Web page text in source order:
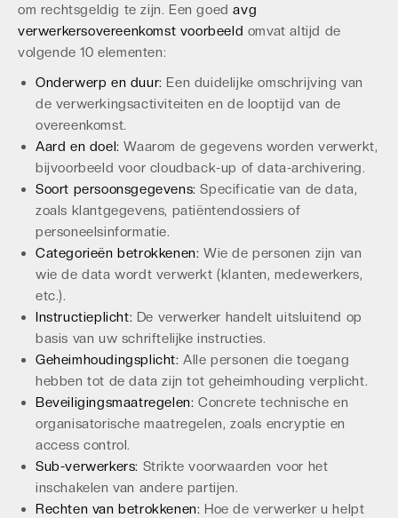
om rechtsgeldig te zijn. Een goedavg
verwerkersovereenkomst voorbeeld omvat altijd de
volgende 10 elementen:
Onderwerp en duur: Een duidelijke omschrijving van
de verwerkingsactiviteiten en de looptijd van de
overeenkomst.
Aard en doel: Waarom de gegevens worden verwerkt,
bijvoorbeeld voor cloudback-up of data-archivering.
Soort persoonsgegevens: Specificatie van de data,
zoals klantgegevens, patiëntendossiers of
personeelsinformatie.
Categorieën betrokkenen: Wie de personen zijn van
wie de data wordt verwerkt (klanten, medewerkers,
etc.).
Instructieplicht: De verwerker handelt uitsluitend op
basis van uw schriftelijke instructies.
Geheimhoudingsplicht: Alle personen die toegang
hebben tot de data zijn tot geheimhouding verplicht.
Beveiligingsmaatregelen: Concrete technische en
organisatorische maatregelen, zoals encryptie en
access control.
Sub-verwerkers: Strikte voorwaarden voor het
inschakelen van andere partijen.
Rechten van betrokkenen: Hoe de verwerker u helpt